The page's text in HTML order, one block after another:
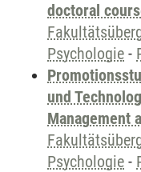
doctoral
Psychologie -
und
Management
Psychologie -